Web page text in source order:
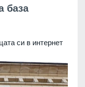
база
си в интернет